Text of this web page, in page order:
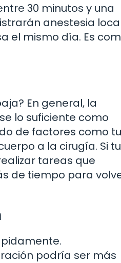
30 minutos y una
anestesia
el mismo día. Es
En general, la
lo suficiente como
de factores como tu
a la cirugía. Si tu
tareas que
de tiempo para
podría ser más